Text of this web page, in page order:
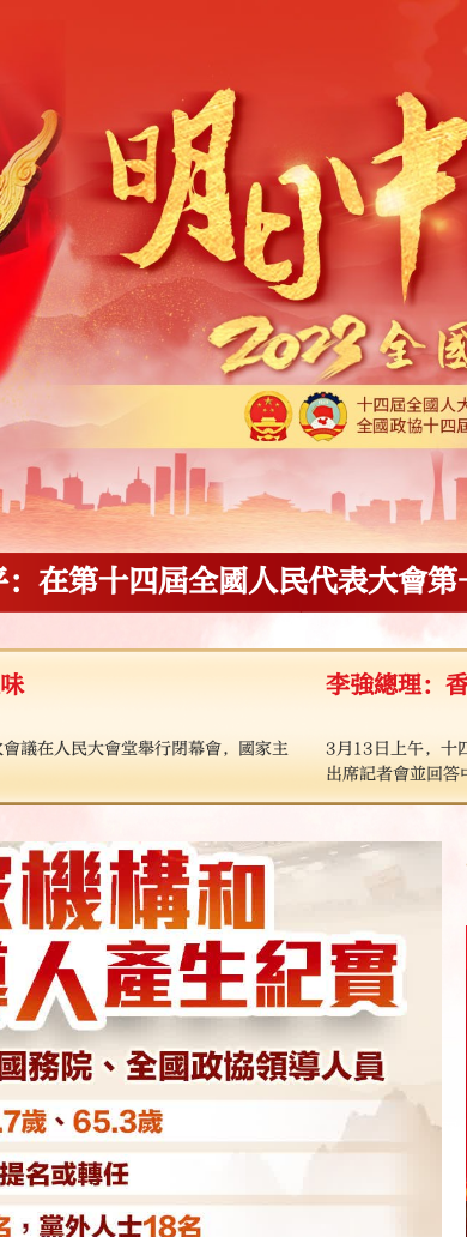
：在第十四屆全國人民代表大會
議在人民大會堂舉行閉幕會，國家主
李強總理：
3月13日上午，十
出席記者會並回答